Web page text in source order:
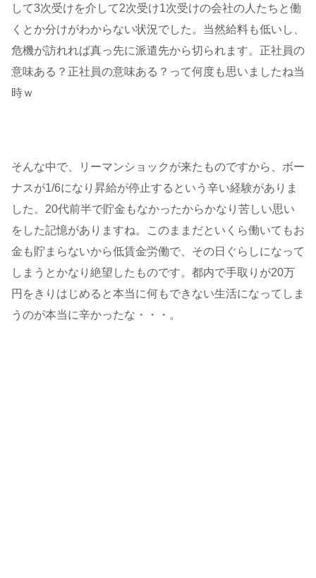
して3次受けを介して2次受け1次受けの会社の人たちと働
くとか分けがわからない状況でした。当然給料も低いし、
危機が訪れれば真っ先に派遣先から切られます。正社員の
意味ある？正社員の意味ある？って何度も思いましたね当
時ｗ
そんな中で、リーマンショックが来たものですから、ボー
ナスが1/6になり昇給が停止するという辛い経験がありま
した。20代前半で貯金もなかったからかなり苦しい思い
をした記憶がありますね。このままだといくら働いてもお
金も貯まらないから低賃金労働で、その日ぐらしになって
しまうとかなり絶望したものです。都内で手取りが20万
円をきりはじめると本当に何もできない生活になってしま
うのが本当に辛かったな・・・。